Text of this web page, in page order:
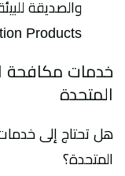
Products
خدمات مكافحة
المتحدة
هل تحتاج إلى
المتحدة؟